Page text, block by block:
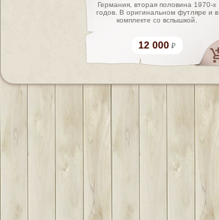
Германия, вторая половина 1970-х
годов. В оригинальном футляре и в
комплекте со вспышкой.
12 000